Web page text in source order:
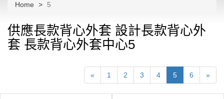
Home 5
供應長款背心外套 設計長款背心外
套 長款背心外套中心5
« 1 2 3 4 5 6 »